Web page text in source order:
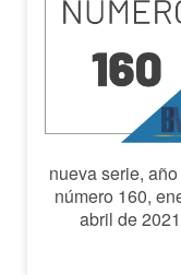
nueva serie, año
número 160,
abril de 2021